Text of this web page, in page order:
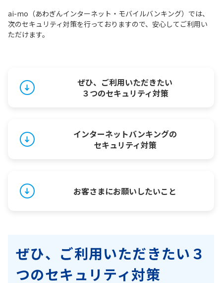
ai-mo（あわぎんインターネット・モバイルバンキング）では、
次のセキュリティ対策を行っておりますので、安心してご利用い
ただけます。
ぜひ、ご利用いただきたい
３つのセキュリティ対策
インターネットバンキングの
セキュリティ対策
お客さまにお願いしたいこと
ぜひ、ご利用いただきたい３
つのセキュリティ対策